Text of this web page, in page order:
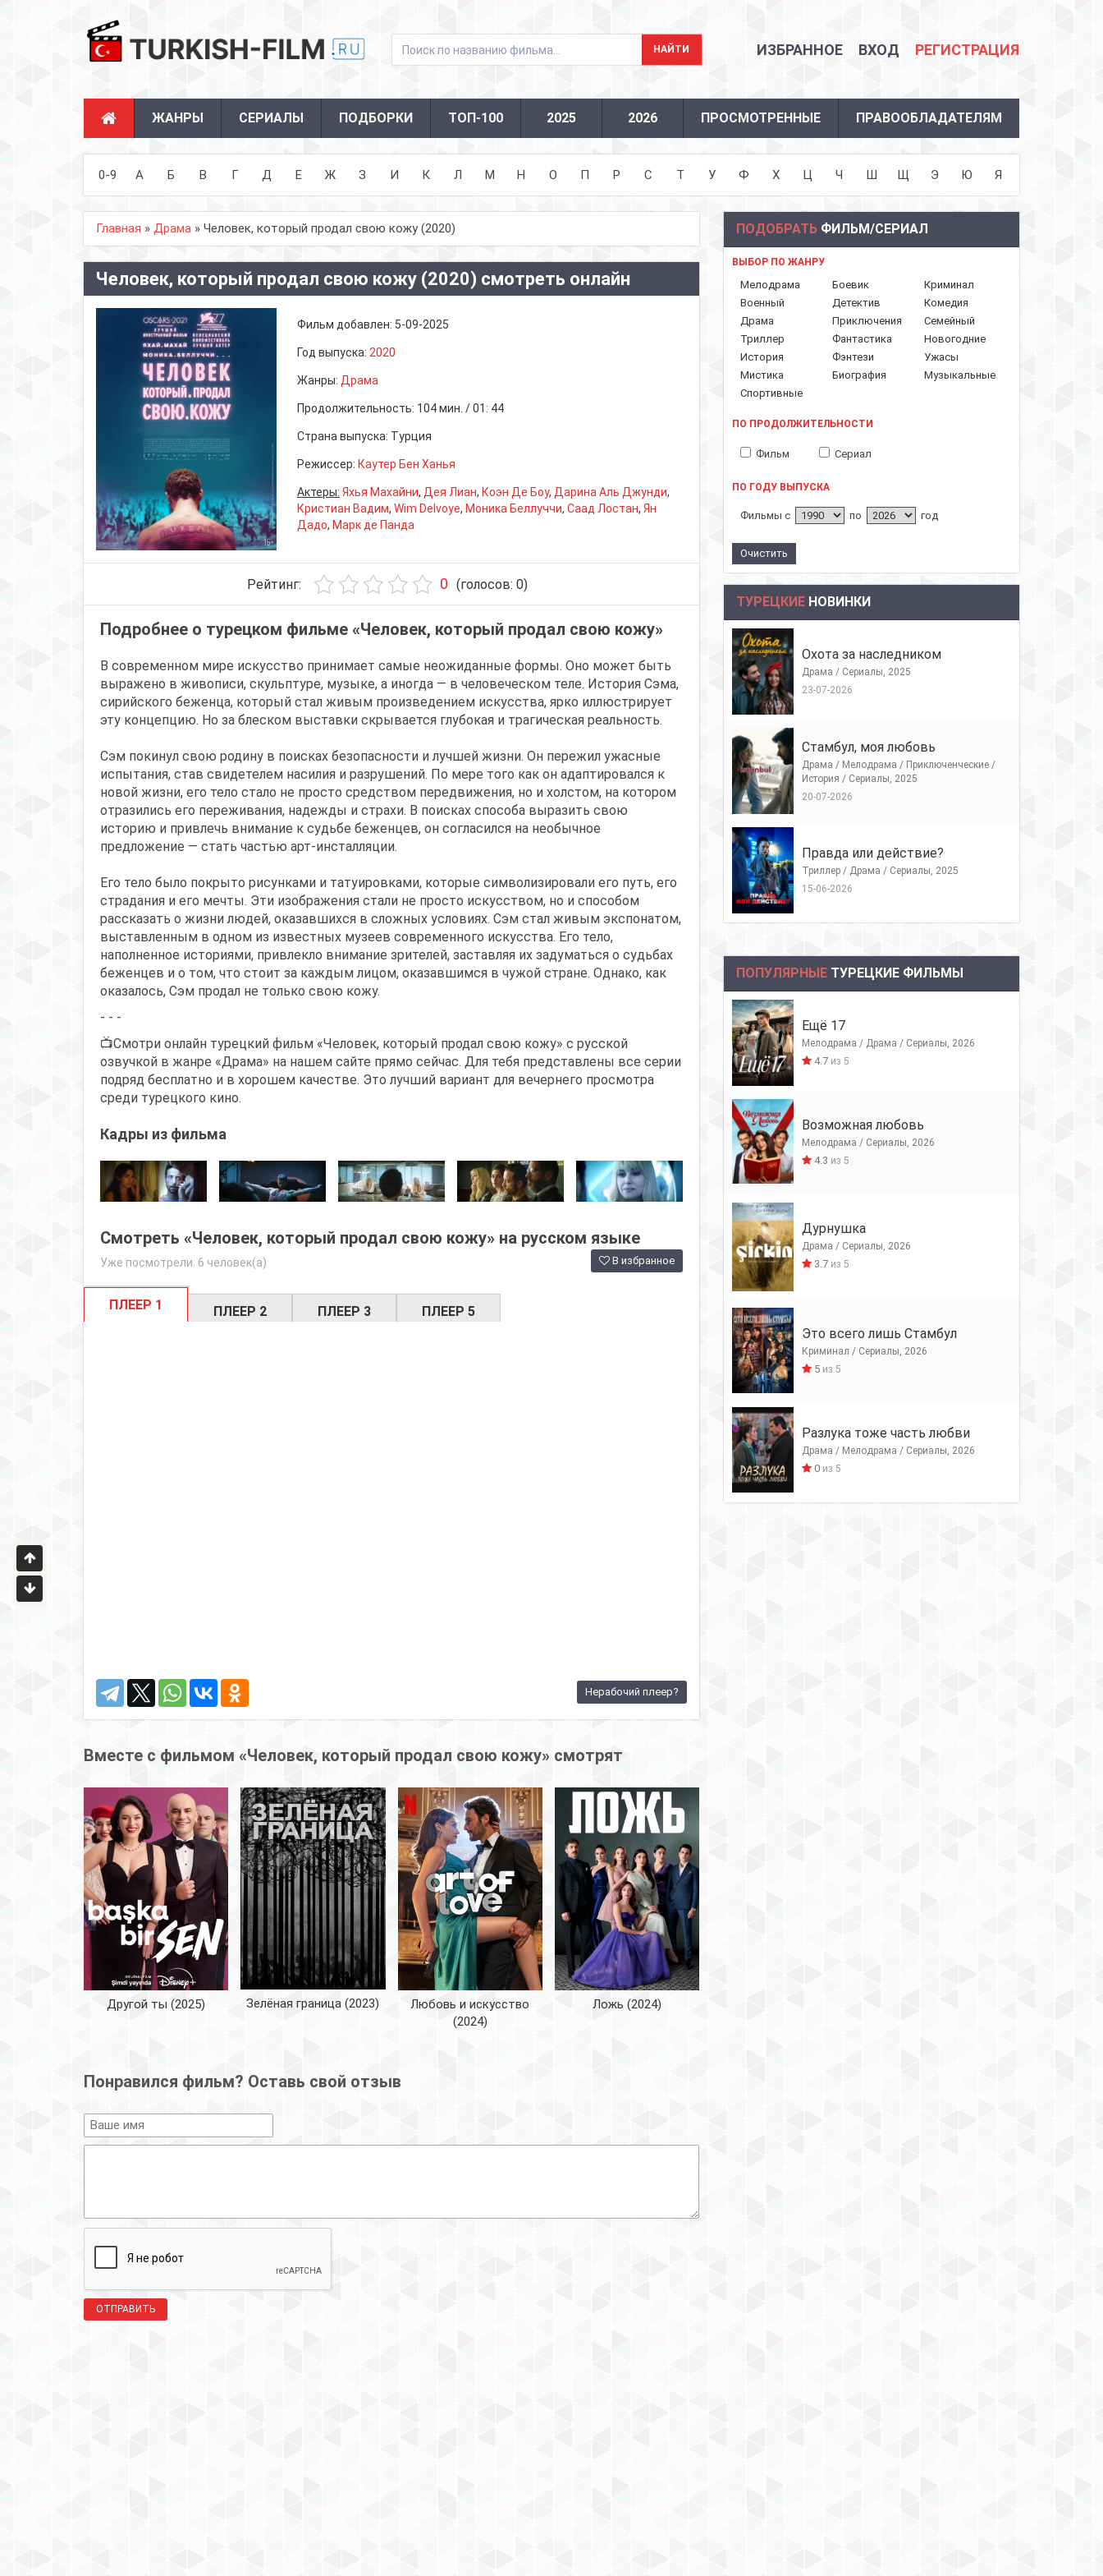
ИЗБРАННОЕ ВХОД РЕГИСТРАЦИЯ
ЖАНРЫ СЕРИАЛЫ ПОДБОРКИ ТОП-100 2025 2026 ПРОСМОТРЕННЫЕ ПРАВООБЛАДАТЕЛЯМ
0-9 А Б В Г Д Е Ж З И К Л М Н О П Р С Т У Ф Х Ц Ч Ш Щ Э Ю Я
Главная » Драма » Человек, который продал свою кожу (2020)
Человек, который продал свою кожу (2020) смотреть онлайн
Фильм добавлен: 5-09-2025
Год выпуска: 2020
Жанры: Драма
Продолжительность: 104 мин. / 01: 44
Страна выпуска: Турция
Режиссер: Каутер Бен Ханья
Актеры: Яхья Махайни, Дея Лиан, Коэн Де Боу, Дарина Аль Джунди,
Кристиан Вадим, Wim Delvoye, Моника Беллуччи, Саад Лостан, Ян
Дадо, Марк де Панда
Рейтинг: 0 (голосов: 0)
Подробнее о турецком фильме «Человек, который продал свою кожу»
В современном мире искусство принимает самые неожиданные формы. Оно может быть
выражено в живописи, скульптуре, музыке, а иногда — в человеческом теле. История Сэма,
сирийского беженца, который стал живым произведением искусства, ярко иллюстрирует
эту концепцию. Но за блеском выставки скрывается глубокая и трагическая реальность.
Сэм покинул свою родину в поисках безопасности и лучшей жизни. Он пережил ужасные
испытания, став свидетелем насилия и разрушений. По мере того как он адаптировался к
новой жизни, его тело стало не просто средством передвижения, но и холстом, на котором
отразились его переживания, надежды и страхи. В поисках способа выразить свою
историю и привлечь внимание к судьбе беженцев, он согласился на необычное
предложение — стать частью арт-инсталляции.
Его тело было покрыто рисунками и татуировками, которые символизировали его путь, его
страдания и его мечты. Эти изображения стали не просто искусством, но и способом
рассказать о жизни людей, оказавшихся в сложных условиях. Сэм стал живым экспонатом,
выставленным в одном из известных музеев современного искусства. Его тело,
наполненное историями, привлекло внимание зрителей, заставляя их задуматься о судьбах
беженцев и о том, что стоит за каждым лицом, оказавшимся в чужой стране. Однако, как
оказалось, Сэм продал не только свою кожу.
- - -
📺Смотри онлайн турецкий фильм «Человек, который продал свою кожу» с русской
озвучкой в жанре «Драма» на нашем сайте прямо сейчас. Для тебя представлены все серии
подряд бесплатно и в хорошем качестве. Это лучший вариант для вечернего просмотра
среди турецкого кино.
Кадры из фильма
Смотреть «Человек, который продал свою кожу» на русском языке
Уже посмотрели: 6 человек(а) В избранное
ПЛЕЕР 1 ПЛЕЕР 2 ПЛЕЕР 3 ПЛЕЕР 5
Нерабочий плеер?
Вместе с фильмом «Человек, который продал свою кожу» смотрят
Другой ты (2025) Зелёная граница (2023)
Любовь и искусство
(2024)
Ложь (2024)
Понравился фильм? Оставь свой отзыв
ОТПРАВИТЬ
ПОДОБРАТЬ ФИЛЬМ/СЕРИАЛ
ВЫБОР ПО ЖАНРУ
Мелодрама Боевик
Криминал
Военный
Детектив
Комедия
Драма
Приключения
Семейный
Триллер
Фантастика
Новогодние
История
Фэнтези
Ужасы
Мистика
Биография
Музыкальные
Спортивные
ПО ПРОДОЛЖИТЕЛЬНОСТИ
Фильм Сериал
ПО ГОДУ ВЫПУСКА
Фильмы с по год
ТУРЕЦКИЕ НОВИНКИ
Охота за наследником
Драма / Сериалы, 2025
23-07-2026
Стамбул, моя любовь
Драма / Мелодрама / Приключенческие /
История / Сериалы, 2025
20-07-2026
Правда или действие?
Триллер / Драма / Сериалы, 2025
15-06-2026
ПОПУЛЯРНЫЕ ТУРЕЦКИЕ ФИЛЬМЫ
Ещё 17
Мелодрама / Драма / Сериалы, 2026
4.7из 5
Возможная любовь
Мелодрама / Сериалы, 2026
4.3 из 5
Дурнушка
Драма / Сериалы, 2026
3.7из 5
Это всего лишь Стамбул
Криминал / Сериалы, 2026
5из 5
Разлука тоже часть любви
Драма / Мелодрама / Сериалы, 2026
0из 5